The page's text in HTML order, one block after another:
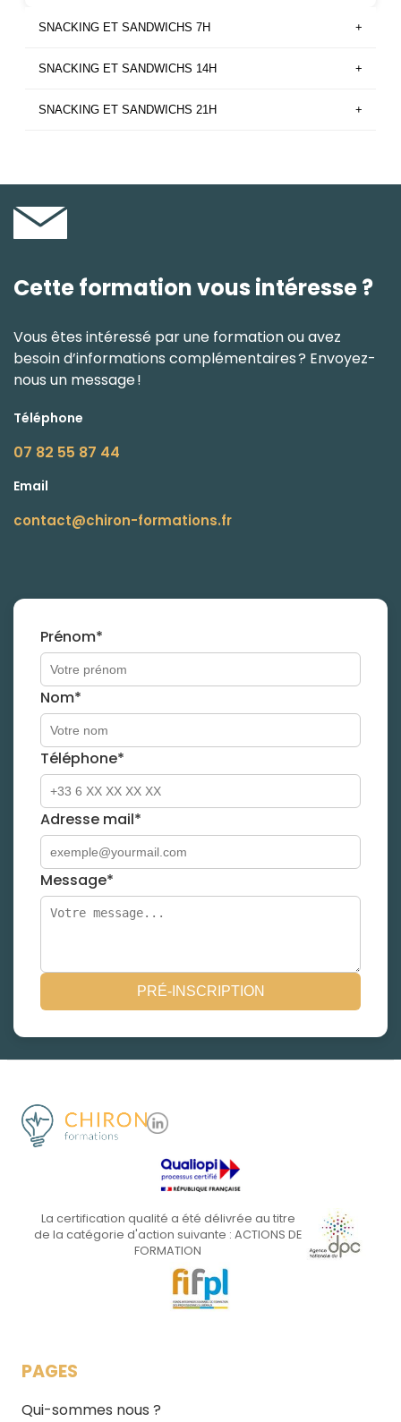
SNACKING ET SANDWICHS 7H +
SNACKING ET SANDWICHS 14H +
SNACKING ET SANDWICHS 21H +
Cette formation vous intéresse ?
Vous êtes intéressé par une formation ou avez
besoin d’informations complémentaires ? Envoyez-
nous un message !
Téléphone
07 82 55 87 44
Email
contact@chiron-formations.fr
Prénom*
Nom*
Téléphone*
Adresse mail*
Message*
PRÉ-INSCRIPTION
La certification qualité a été délivrée au titre
de la catégorie d'action suivante : ACTIONS DE
FORMATION
PAGES
Qui-sommes nous ?